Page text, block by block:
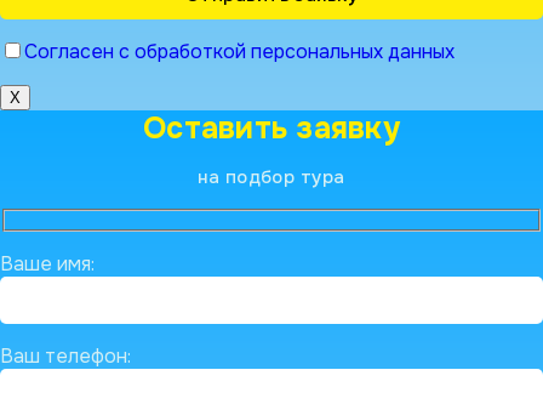
Согласен с обработкой персональных данных
X
Оставить заявку
на подбор тура
Ваше имя:
Ваш телефон: